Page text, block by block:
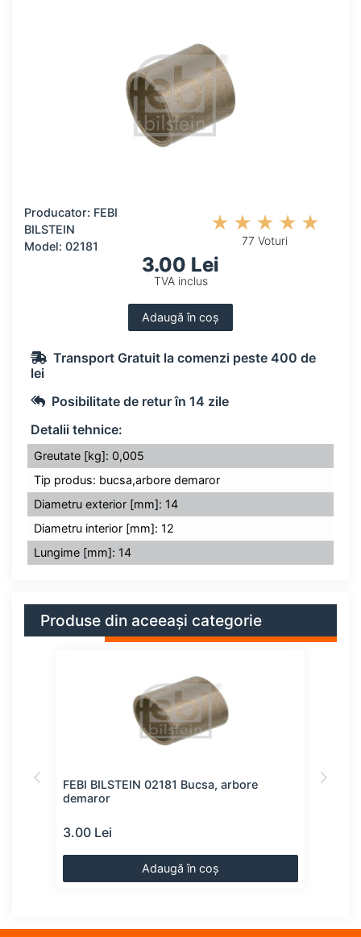
Producator: FEBI
BILSTEIN
Model: 02181
77 Voturi
3.00 Lei
TVA inclus
Adaugă în coș
Transport Gratuit la comenzi peste 400 de
lei
Posibilitate de retur în 14 zile
Detalii tehnice:
Greutate [kg]: 0,005
Tip produs: bucsa,arbore demaror
Diametru exterior [mm]: 14
Diametru interior [mm]: 12
Lungime [mm]: 14
Produse din aceeași categorie
FEBI BILSTEIN 02181 Bucsa, arbore
demaror
3.00 Lei
Adaugă în coș